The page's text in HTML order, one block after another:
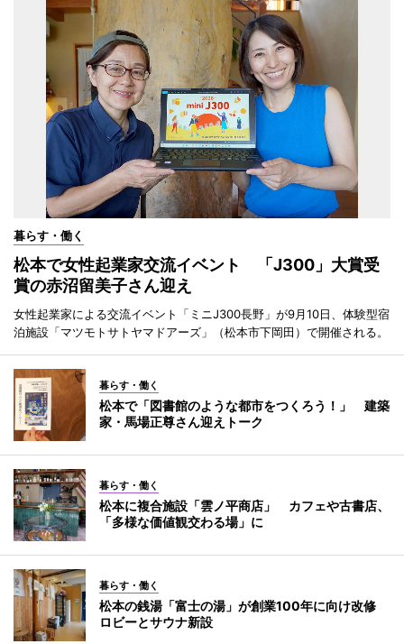
暮らす・働く
松本で女性起業家交流イベント 「J300」大賞受
賞の赤沼留美子さん迎え
女性起業家による交流イベント「ミニJ300長野」が9月10日、体験型宿
泊施設「マツモトサトヤマドアーズ」（松本市下岡田）で開催される。
暮らす・働く
松本で「図書館のような都市をつくろう！」 建築
家・馬場正尊さん迎えトーク
暮らす・働く
松本に複合施設「雲ノ平商店」 カフェや古書店、
「多様な価値観交わる場」に
暮らす・働く
松本の銭湯「富士の湯」が創業100年に向け改修
ロビーとサウナ新設